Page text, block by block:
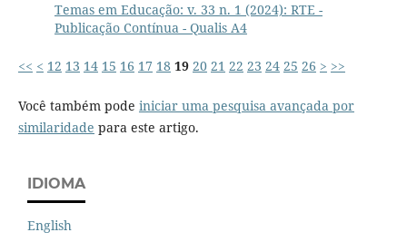
Temas em Educação: v. 33 n. 1 (2024): RTE -
Publicação Contínua - Qualis A4
<< < 12 13 14 15 16 17 18 19 20 21 22 23 24 25 26 > >>
Você também pode iniciar uma pesquisa avançada por
similaridade para este artigo.
IDIOMA
English